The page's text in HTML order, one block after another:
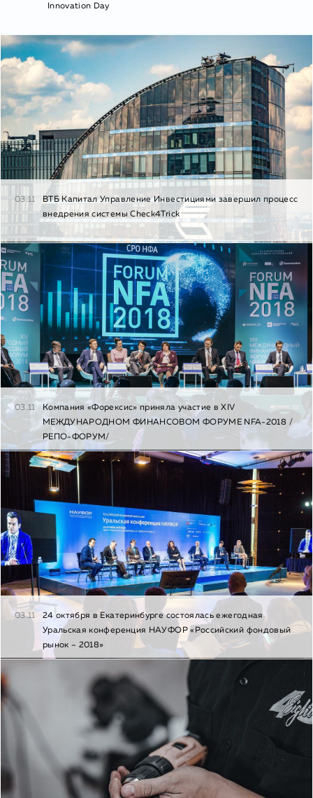
Innovation Day
03.11
ВТБ Капитал Управление Инвестициями завершил процесс
внедрения системы Check4Trick
03.11
Компания «Форексис» приняла участие в XIV
МЕЖДУНАРОДНОМ ФИНАНСОВОМ ФОРУМЕ NFA-2018 /
РЕПО-ФОРУМ/
03.11
24 октября в Екатеринбурге состоялась ежегодная
Уральская конференция НАУФОР «Российский фондовый
рынок – 2018»